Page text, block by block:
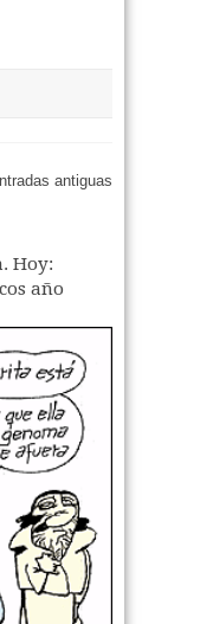
antiguas
Hoy:
año